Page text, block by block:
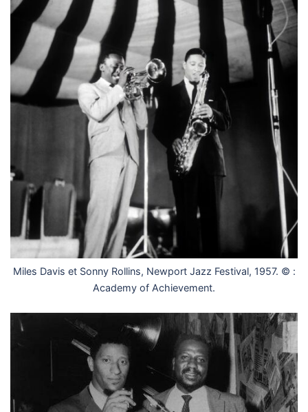
Miles Davis et Sonny Rollins, Newport Jazz Festival, 1957. © :
Academy of Achievement.